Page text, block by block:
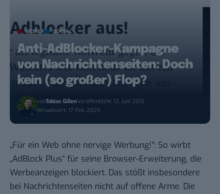
MONEY SOCIAL
Anti-AdBlocker-Kampagne
von Nachrichtenseiten: Doch
kein (so großer) Flop?
vonTobias GillenVeröffentlicht: 12. Juni 2013
Aktualisiert: 17. Feb. 2025
„Für ein Web ohne nervige Werbung!“: So wirbt
„AdBlock Plus“ für seine Browser-Erweiterung, die
Werbeanzeigen blockiert. Das stößt insbesondere
bei Nachrichtenseiten nicht auf offene Arme. Die